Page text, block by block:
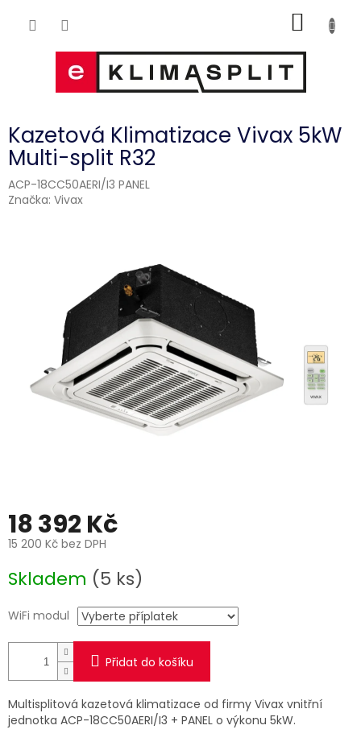
KOŠÍK
Kazetová Klimatizace Vivax 5kW
Multi-split R32
ACP-18CC50AERI/I3 PANEL
Značka: Vivax
18 392 Kč
15 200 Kč bez DPH
cena:
Skladem (5 ks)
WiFi modul
Přidat do košíku
Multisplitová kazetová klimatizace od firmy Vivax vnitřní
jednotka ACP-18CC50AERI/I3 + PANEL o výkonu 5kW.